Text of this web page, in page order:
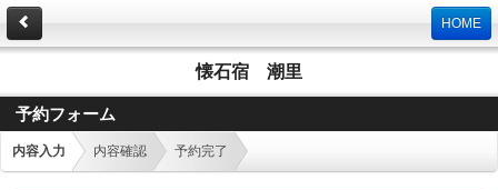
HOME
懐石宿 潮里
予約フォーム
内容入力 内容確認 予約完了